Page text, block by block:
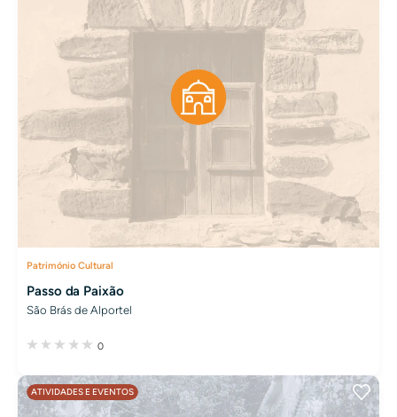
Património Cultural
Passo da Paixão
São Brás de Alportel
0
ATIVIDADES E EVENTOS